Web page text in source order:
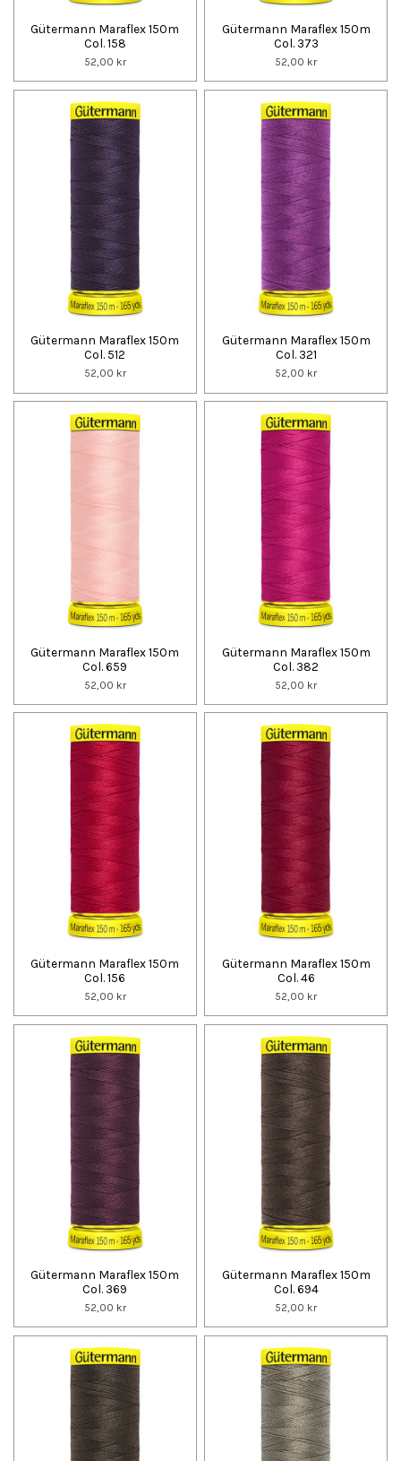
Gütermann Maraflex 150m
Col. 158
52,00 kr
Gütermann Maraflex 150m
Col. 373
52,00 kr
Gütermann Maraflex 150m
Col. 512
52,00 kr
Gütermann Maraflex 150m
Col. 321
52,00 kr
Gütermann Maraflex 150m
Col. 659
52,00 kr
Gütermann Maraflex 150m
Col. 382
52,00 kr
Gütermann Maraflex 150m
Col. 156
52,00 kr
Gütermann Maraflex 150m
Col. 46
52,00 kr
Gütermann Maraflex 150m
Col. 369
52,00 kr
Gütermann Maraflex 150m
Col. 694
52,00 kr